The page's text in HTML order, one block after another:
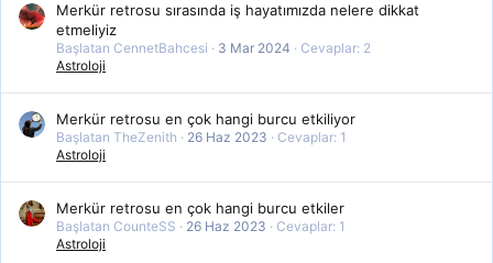
Merkür retrosu sırasında iş hayatımızda nelere dikkat
etmeliyiz
Başlatan CennetBahcesi 3 Mar 2024
Cevaplar: 2
Astroloji
Merkür retrosu en çok hangi burcu etkiliyor
Başlatan TheZenith 26 Haz 2023
Cevaplar: 1
Astroloji
Merkür retrosu en çok hangi burcu etkiler
Başlatan CounteSS 26 Haz 2023
Cevaplar: 1
Astroloji